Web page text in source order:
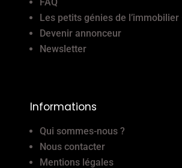
FAQ
Les petits génies de l’immobilier
Devenir annonceur
Newsletter
Informations
Qui sommes-nous ?
Nous contacter
Mentions légales